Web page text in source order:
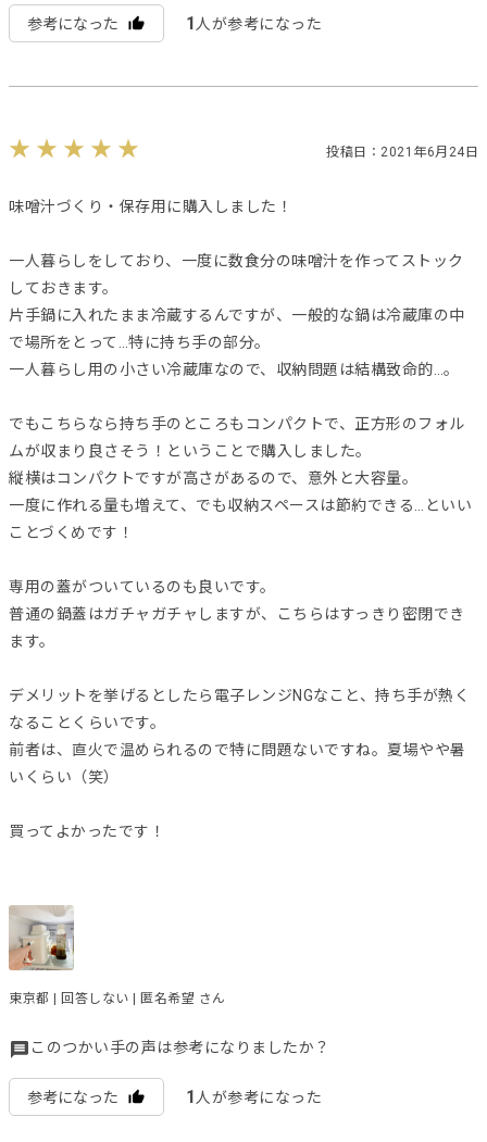
参考になった 1 人が参考になった
投稿日：2021年6月24日
味噌汁づくり・保存用に購入しました！
一人暮らしをしており、一度に数食分の味噌汁を作ってストック
しておきます。
片手鍋に入れたまま冷蔵するんですが、一般的な鍋は冷蔵庫の中
で場所をとって…特に持ち手の部分。
一人暮らし用の小さい冷蔵庫なので、収納問題は結構致命的…。
でもこちらなら持ち手のところもコンパクトで、正方形のフォル
ムが収まり良さそう！ということで購入しました。
縦横はコンパクトですが高さがあるので、意外と大容量。
一度に作れる量も増えて、でも収納スペースは節約できる…といい
ことづくめです！
専用の蓋がついているのも良いです。
普通の鍋蓋はガチャガチャしますが、こちらはすっきり密閉でき
ます。
デメリットを挙げるとしたら電子レンジNGなこと、持ち手が熱く
なることくらいです。
前者は、直火で温められるので特に問題ないですね。夏場やや暑
いくらい（笑）
買ってよかったです！
東京都 | 回答しない | 匿名希望 さん
このつかい手の声は参考になりましたか？
参考になった 1 人が参考になった